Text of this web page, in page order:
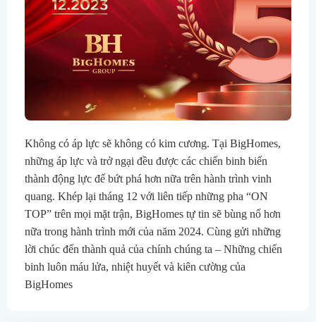
Không có áp lực sẽ không có kim cương. Tại BigHomes,
những áp lực và trở ngại đều được các chiến binh biến
thành động lực để bứt phá hơn nữa trên hành trình vinh
quang. Khép lại tháng 12 với liên tiếp những pha “ON
TOP” trên mọi mặt trận, BigHomes tự tin sẽ bùng nổ hơn
nữa trong hành trình mới của năm 2024. Cùng gửi những
lời chúc đến thành quả của chính chúng ta – Những chiến
binh luôn máu lửa, nhiệt huyết và kiên cường của
BigHomes